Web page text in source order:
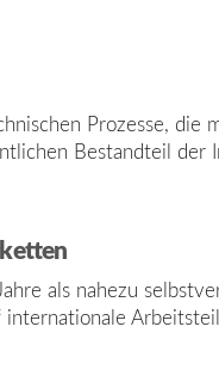
Prozesse,
Bestandteil der
als nahezu